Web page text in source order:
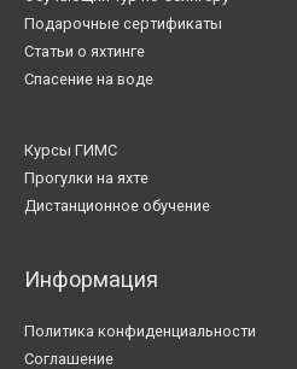
Подарочные сертификаты
Статьи о яхтинге
Спасение на воде
Курсы ГИМС
Прогулки на яхте
Дистанционное обучение
Информация
Политика конфиденциальности
Соглашение